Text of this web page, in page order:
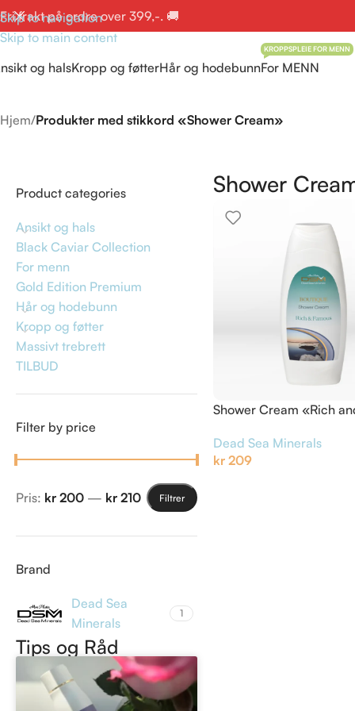
Skip to navigation
Skip to main content
Fri frakt på ordre over 399,-. 🚚
og halsKropp og føtterHår og hodebunnFor MENN
KROPPSPLEIE FOR MENN
Hjem/Produkter med stikkord «Shower Cream»
Product categories
Ansikt og hals
Black Caviar Collection
For menn
Gold Edition Premium
Hår og hodebunn
Kropp og føtter
Massivt trebrett
TILBUD
Filter by price
Filtrer
Pris: kr 200 — kr 210
Brand
Dead Sea
Minerals
1
Tips og Råd
Shower
Shower Cream «Rich
Dead Sea Minerals
kr209